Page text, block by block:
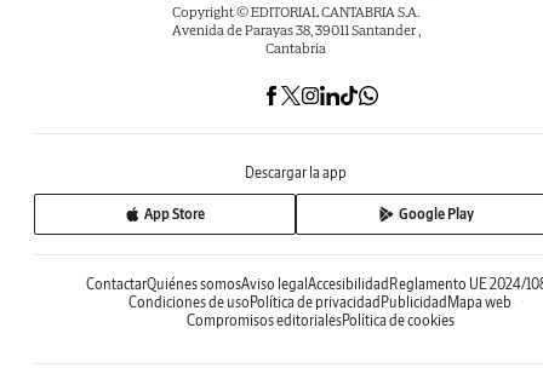
Copyright © EDITORIAL CANTABRIA S.A.
Avenida de Parayas 38, 39011 Santander ,
Cantabria
Descargar la app
App Store Google Play
ContactarQuiénes somosAviso legalAccesibilidadReglamento UE 2024/
Condiciones de usoPolítica de privacidadPublicidadMapa web
Compromisos editorialesPolítica de cookies